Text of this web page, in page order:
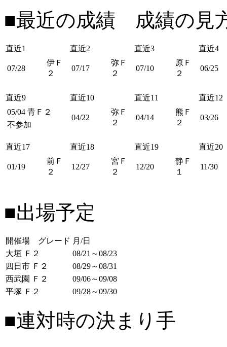
■最近の成績 成績の見
直近1 直近2 直近3 直近4
07/28
伊Ｆ
２
07/17
弥Ｆ
２
07/10
原Ｆ
２
06/25
直近9 直近10 直近11
直近12
05/04 青Ｆ２
不参加
04/22
弥Ｆ
２
04/14
熊Ｆ
２
03/26
直近17 直近18 直近19 直近20
01/19
前Ｆ
２
12/27
宮Ｆ
２
12/20
静Ｆ
１
11/30
■出場予定
開催場 グレード 月/日
大垣 Ｆ２
08/21～08/23
四日市 Ｆ２
08/29～08/31
西武園 Ｆ２
09/06～09/08
平塚 Ｆ２
09/28～09/30
■連対時の決まり手